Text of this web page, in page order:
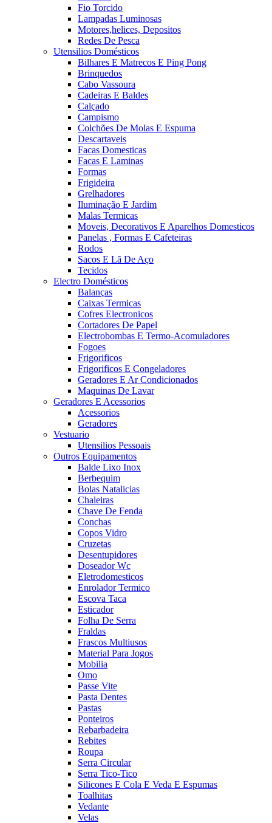
Fio Torcido
Lampadas Luminosas
Motores,helices, Depositos
Redes De Pesca
Utensilios Domésticos
Bilhares E Matrecos E Ping Pong
Brinquedos
Cabo Vassoura
Cadeiras E Baldes
Calçado
Campismo
Colchões De Molas E Espuma
Descartaveis
Facas Domesticas
Facas E Laminas
Formas
Frigideira
Grelhadores
Iluminação E Jardim
Malas Termicas
Moveis, Decorativos E Aparelhos Domesticos
Panelas , Formas E Cafeteiras
Rodos
Sacos E Lã De Aço
Tecidos
Electro Domésticos
Balanças
Caixas Termicas
Cofres Electronicos
Cortadores De Papel
Electrobombas E Termo-Acomuladores
Fogoes
Frigorificos
Frigorificos E Congeladores
Geradores E Ar Condicionados
Maquinas De Lavar
Geradores E Acessorios
Acessorios
Geradores
Vestuario
Utensilios Pessoais
Outros Equipamentos
Balde Lixo Inox
Berbequim
Bolas Natalicias
Chaleiras
Chave De Fenda
Conchas
Copos Vidro
Cruzetas
Desentupidores
Doseador Wc
Eletrodomesticos
Enrolador Termico
Escova Taca
Esticador
Folha De Serra
Fraldas
Frascos Multiusos
Material Para Jogos
Mobilia
Omo
Passe Vite
Pasta Dentes
Pastas
Ponteiros
Rebarbadeira
Rebites
Roupa
Serra Circular
Serra Tico-Tico
Silicones E Cola E Veda E Espumas
Toalhitas
Vedante
Velas